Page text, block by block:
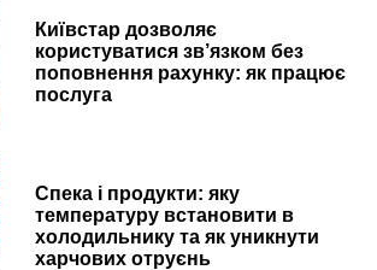
Київстар дозволяє
користуватися зв’язком без
поповнення рахунку: як працює
послуга
Спека і продукти: яку
температуру встановити в
холодильнику та як уникнути
харчових отруєнь